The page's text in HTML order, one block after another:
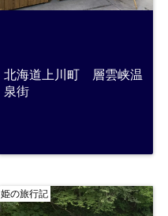
北海道上川町 層雲峡温
泉街
姫の旅行記